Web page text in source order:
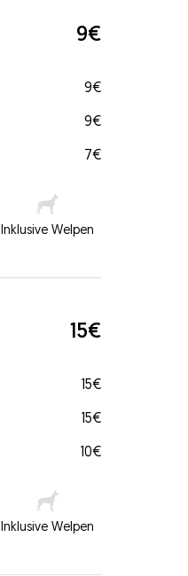
9€
9€
9€
7€
Inklusive Welpen
15€
15€
15€
10€
Inklusive Welpen